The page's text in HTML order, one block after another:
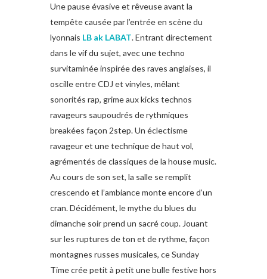
Une pause évasive et rêveuse avant la
tempête causée par l’entrée en scène du
lyonnais LB ak LABAT. Entrant directement
dans le vif du sujet, avec une techno
survitaminée inspirée des raves anglaises, il
oscille entre CDJ et vinyles, mêlant
sonorités rap, grime aux kicks technos
ravageurs saupoudrés de rythmiques
breakées façon 2step. Un éclectisme
ravageur et une technique de haut vol,
agrémentés de classiques de la house music.
Au cours de son set, la salle se remplit
crescendo et l’ambiance monte encore d’un
cran. Décidément, le mythe du blues du
dimanche soir prend un sacré coup. Jouant
sur les ruptures de ton et de rythme, façon
montagnes russes musicales, ce Sunday
Time crée petit à petit une bulle festive hors